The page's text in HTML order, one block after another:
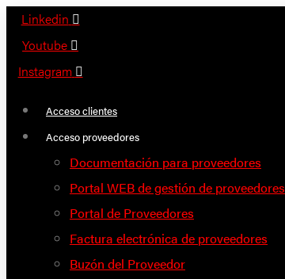
Saltar
contenido
Linkedin
Youtube
Instagram
Acceso clientes
Acceso proveedores
Documentación para proveedores
Portal WEB de gestión de proveedores
Portal de Proveedores
Factura electrónica de proveedores
Buzón del Proveedor